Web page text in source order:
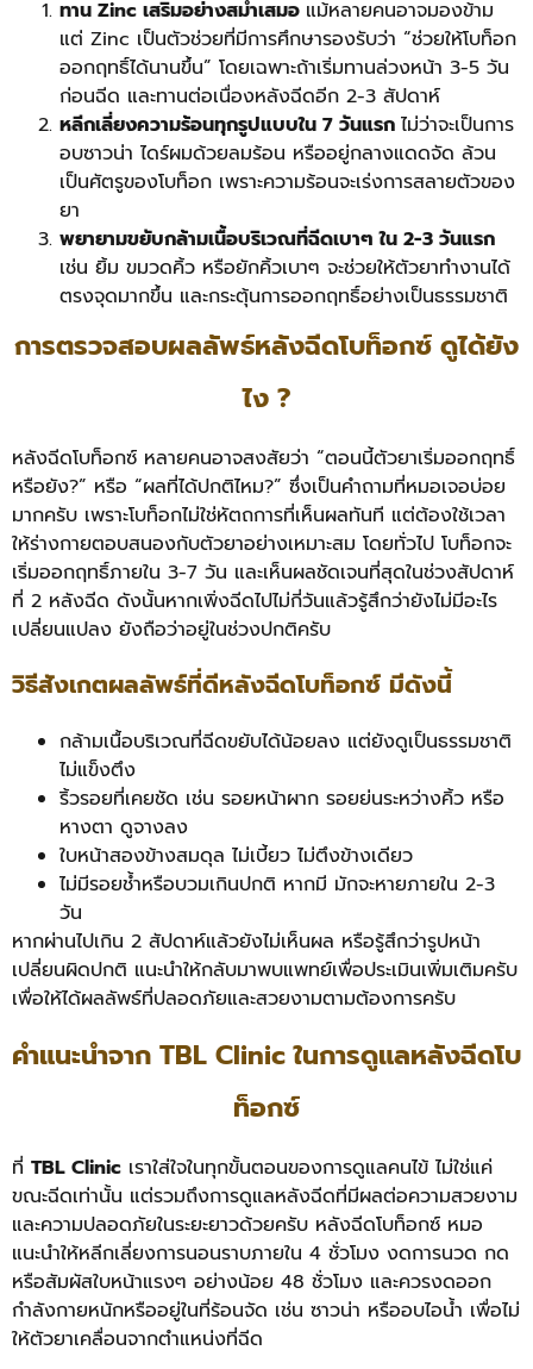
ทาน Zinc เสริมอย่างสม่ำเสมอ แม้หลายคนอาจมองข้าม
แต่ Zinc เป็นตัวช่วยที่มีการศึกษารองรับว่า “ช่วยให้โบท็อก
ออกฤทธิ์ได้นานขึ้น” โดยเฉพาะถ้าเริ่มทานล่วงหน้า 3-5 วัน
ก่อนฉีด และทานต่อเนื่องหลังฉีดอีก 2-3 สัปดาห์
หลีกเลี่ยงความร้อนทุกรูปแบบใน 7 วันแรก ไม่ว่าจะเป็นการ
อบซาวน่า ไดร์ผมด้วยลมร้อน หรืออยู่กลางแดดจัด ล้วน
เป็นศัตรูของโบท็อก เพราะความร้อนจะเร่งการสลายตัวของ
ยา
พยายามขยับกล้ามเนื้อบริเวณที่ฉีดเบาๆ ใน 2-3 วันแรก
เช่น ยิ้ม ขมวดคิ้ว หรือยักคิ้วเบาๆ จะช่วยให้ตัวยาทำงานได้
ตรงจุดมากขึ้น และกระตุ้นการออกฤทธิ์อย่างเป็นธรรมชาติ
การตรวจสอบผลลัพธ์หลังฉีดโบท็อกซ์ ดูได้ยัง
ไง ?
หลังฉีดโบท็อกซ์ หลายคนอาจสงสัยว่า “ตอนนี้ตัวยาเริ่มออกฤทธิ์
หรือยัง?” หรือ “ผลที่ได้ปกติไหม?” ซึ่งเป็นคำถามที่หมอเจอบ่อย
มากครับ เพราะโบท็อกไม่ใช่หัตถการที่เห็นผลทันที แต่ต้องใช้เวลา
ให้ร่างกายตอบสนองกับตัวยาอย่างเหมาะสม โดยทั่วไป โบท็อกจะ
เริ่มออกฤทธิ์ภายใน 3-7 วัน และเห็นผลชัดเจนที่สุดในช่วงสัปดาห์
ที่ 2 หลังฉีด ดังนั้นหากเพิ่งฉีดไปไม่กี่วันแล้วรู้สึกว่ายังไม่มีอะไร
เปลี่ยนแปลง ยังถือว่าอยู่ในช่วงปกติครับ
วิธีสังเกตผลลัพธ์ที่ดีหลังฉีดโบท็อกซ์ มีดังนี้
กล้ามเนื้อบริเวณที่ฉีดขยับได้น้อยลง แต่ยังดูเป็นธรรมชาติ
ไม่แข็งตึง
ริ้วรอยที่เคยชัด เช่น รอยหน้าผาก รอยย่นระหว่างคิ้ว หรือ
หางตา ดูจางลง
ใบหน้าสองข้างสมดุล ไม่เบี้ยว ไม่ตึงข้างเดียว
ไม่มีรอยช้ำหรือบวมเกินปกติ หากมี มักจะหายภายใน 2-3
วัน
หากผ่านไปเกิน 2 สัปดาห์แล้วยังไม่เห็นผล หรือรู้สึกว่ารูปหน้า
เปลี่ยนผิดปกติ แนะนำให้กลับมาพบแพทย์เพื่อประเมินเพิ่มเติมครับ
เพื่อให้ได้ผลลัพธ์ที่ปลอดภัยและสวยงามตามต้องการครับ
คำแนะนำจาก TBL Clinic ในการดูแลหลังฉีดโบ
ท็อกซ์
ที่ TBL Clinic เราใส่ใจในทุกขั้นตอนของการดูแลคนไข้ ไม่ใช่แค่
ขณะฉีดเท่านั้น แต่รวมถึงการดูแลหลังฉีดที่มีผลต่อความสวยงาม
และความปลอดภัยในระยะยาวด้วยครับ หลังฉีดโบท็อกซ์ หมอ
แนะนำให้หลีกเลี่ยงการนอนราบภายใน 4 ชั่วโมง งดการนวด กด
หรือสัมผัสใบหน้าแรงๆ อย่างน้อย 48 ชั่วโมง และควรงดออก
กำลังกายหนักหรืออยู่ในที่ร้อนจัด เช่น ซาวน่า หรืออบไอน้ำ เพื่อไม่
ให้ตัวยาเคลื่อนจากตำแหน่งที่ฉีด